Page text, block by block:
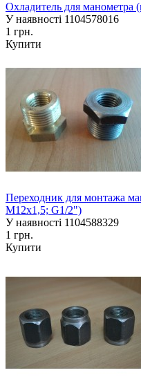
Охладитель для манометра
У наявності 1104578016
1 грн.
Купити
Переходник для монтажа
М12х1,5; G1/2")
У наявності 1104588329
1 грн.
Купити